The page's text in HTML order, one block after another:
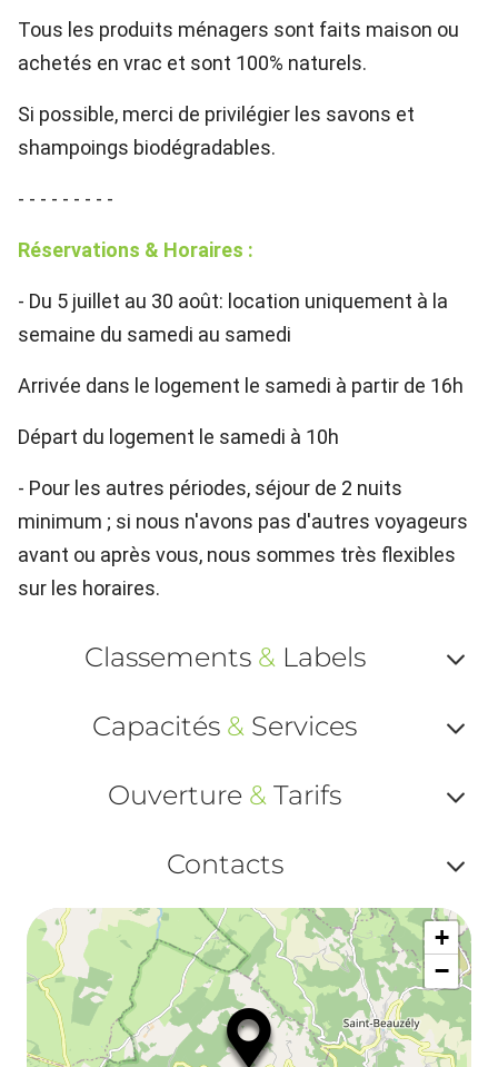
Tous les produits ménagers sont faits maison ou
achetés en vrac et sont 100% naturels.
Si possible, merci de privilégier les savons et
shampoings biodégradables.
- - - - - - - - -
Réservations & Horaires :
- Du 5 juillet au 30 août: location uniquement à la
semaine du samedi au samedi
Arrivée dans le logement le samedi à partir de 16h
Départ du logement le samedi à 10h
- Pour les autres périodes, séjour de 2 nuits
minimum ; si nous n'avons pas d'autres voyageurs
avant ou après vous, nous sommes très flexibles
sur les horaires.
Classements & Labels
ou
Capacités & Services
ou
Ouverture & Tarifs
ou
et
Contacts
ou
+
−